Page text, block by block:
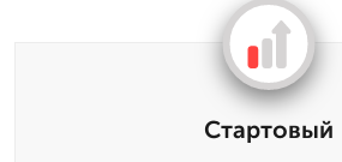
Стартовый